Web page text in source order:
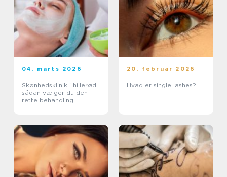
04. marts 2026
Skønhedsklinik i hillerød
sådan vælger du den
rette behandling
20. februar 2026
Hvad er single lashes?